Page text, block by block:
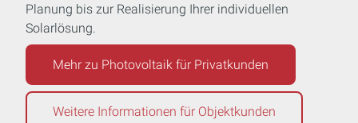
Planung bis zur Realisierung Ihrer individuellen
Solarlösung.
Mehr zu Photovoltaik für Privatkunden
Weitere Informationen für Objektkunden